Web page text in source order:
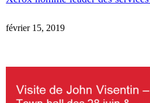
février 15, 2019